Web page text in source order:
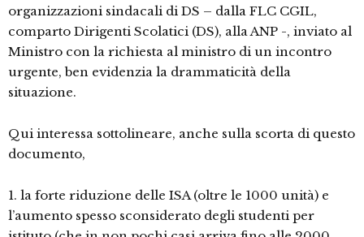
organizzazioni sindacali di DS – dalla FLC CGIL,
comparto Dirigenti Scolatici (DS), alla ANP -, inviato al
Ministro con la richiesta al ministro di un incontro
urgente, ben evidenzia la drammaticità della
situazione.
Qui interessa sottolineare, anche sulla scorta di questo
documento,
1. la forte riduzione delle ISA (oltre le 1000 unità) e
l’aumento spesso sconsiderato degli studenti per